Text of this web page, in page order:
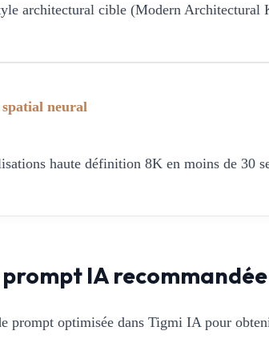
architectural cible (Modern
neural
haute définition 8K en moins de 30
prompt IA recommandée
prompt optimisée dans Tigmi IA pour